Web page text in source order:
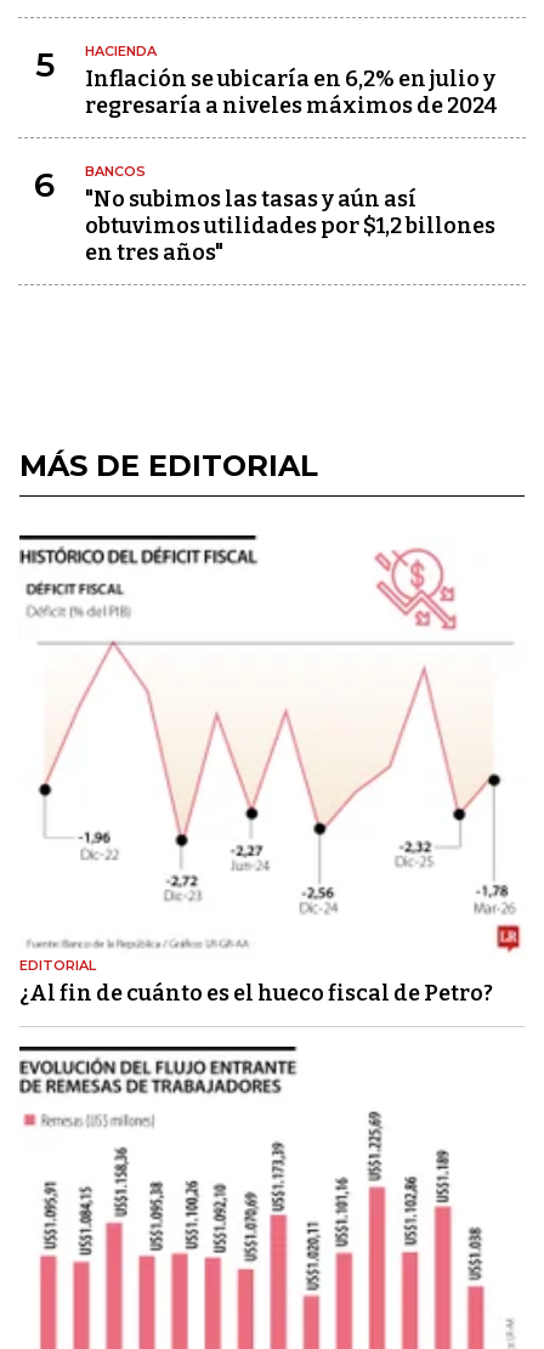
5 HACIENDA
Inflación se ubicaría en 6,2% en julio y
regresaría a niveles máximos de 2024
6 BANCOS
"No subimos las tasas y aún así
obtuvimos utilidades por $1,2 billones
en tres años"
MÁS DE EDITORIAL
EDITORIAL
¿Al fin de cuánto es el hueco fiscal de Petro?